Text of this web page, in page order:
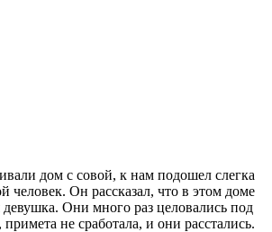
дом с совой, к нам подошел слегка
Он рассказал, что в этом доме
Они много раз целовались под
не сработала, и они расстались.